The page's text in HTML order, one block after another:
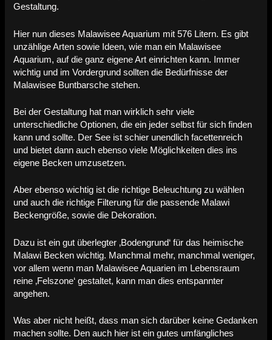
Gestaltung.
Hier nun dieses Malawisee Aquarium mit 576 Litern. Es gibt
unzählige Arten sowie Ideen, wie man ein Malawisee
Aquarium, auf die ganz eigene Art einrichten kann. Immer
wichtig und im Vordergrund sollten die Bedürfnisse der
Malawisee Buntbarsche stehen.
Bei der Gestaltung hat man wirklich sehr viele
unterschiedliche Optionen, die ein jeder selbst für sich finden
kann und sollte. Der See ist schier unendlich facettenreich
und bietet dann auch ebenso viele Möglichkeiten dies ins
eigene Becken umzusetzen.
Aber ebenso wichtig ist die richtige Beleuchtung zu wählen
und auch die richtige Filterung für die passende Malawi
Beckengröße, sowie die Dekoration.
Dazu ist ein gut überlegter ‚Bodengrund‘ für das heimische
Malawi Becken wichtig. Manchmal mehr, manchmal weniger,
vor allem wenn man Malawisee Aquarien im Lebensraum
reine ‚Felszone‘ gestaltet, kann man dies entspannter
angehen.
Was aber nicht heißt, dass man sich darüber keine Gedanken
machen sollte. Den auch hier ist ein gutes umfängliches